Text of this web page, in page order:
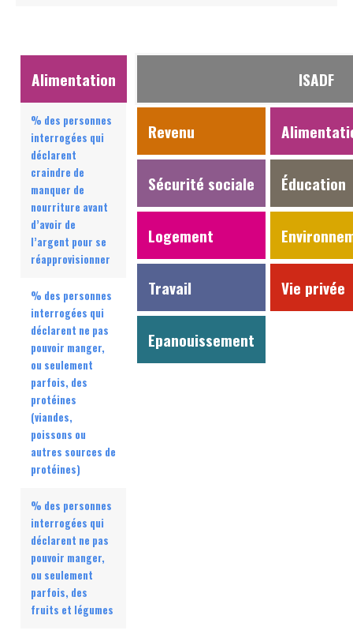
Alimentation
% des personnes
interrogées qui
déclarent
craindre de
manquer de
nourriture avant
d’avoir de
l’argent pour se
réapprovisionner
% des personnes
interrogées qui
déclarent ne pas
pouvoir manger,
ou seulement
parfois, des
protéines
(viandes,
poissons ou
autres sources de
protéines)
% des personnes
interrogées qui
déclarent ne pas
pouvoir manger,
ou seulement
parfois, des
fruits et légumes
ISADF
Revenu
Sécurité sociale Éducation
Logement
Travail Vie privée
Epanouissement